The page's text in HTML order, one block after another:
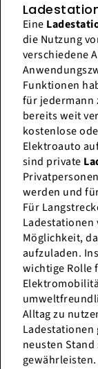
Eine
die Nutzung
verschiedene
Funktionen
für jedermann
bereits weit
kostenlose
Elektroauto
sind private
werden und
Für
Ladestationen
Möglichkeit,
aufzuladen.
wichtige Rolle
Alltag zu
Ladestationen
neusten
gewährleisten.